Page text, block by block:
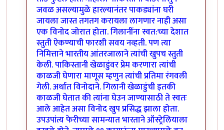
जवळ असल्यामुळे हारल्यानंतर पाकड्यांना घरी
जायला जास्त तगतग करायला लागणार नाही असा
एक विनोद जोरात होता. गिलानींना स्वत:च्या देशात
स्तुती ऐकण्याची फारशी सवय नव्हती. पण त्या
निमित्ताने भारतीय आंतरजालाने त्यांची खुपच स्तुती
केली. पाकिस्तानी खेळाडुंवर प्रेम करणारा त्यांची
काळजी घेणारा माणूस म्हणुन त्यांची प्रतिमा रंगवली
गेली. अर्थात विनोदाने. गिलानी खेळाडुंची इतकी
काळजी घेतात की त्यांना घेउन जाण्यासाठी ते स्वतः
आले आहेत असा विनोद खुप प्रसिद्ध झाला होता.
उपउपांत्य फेरीच्या सामन्यात भारताने ऑस्ट्रेलियाला